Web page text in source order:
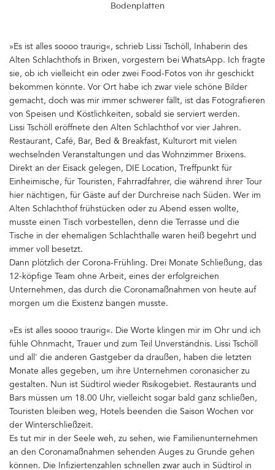
Bodenplatten
»Es ist alles soooo traurig«, schrieb Lissi Tschöll, Inhaberin des
Alten Schlachthofs in Brixen, vorgestern bei WhatsApp. Ich fragte
sie, ob ich vielleicht ein oder zwei Food-Fotos von ihr geschickt
bekommen könnte. Vor Ort habe ich zwar viele schöne Bilder
gemacht, doch was mir immer schwerer fällt, ist das Fotografieren
von Speisen und Köstlichkeiten, sobald sie serviert werden.
Lissi Tschöll eröffnete den Alten Schlachthof vor vier Jahren.
Restaurant, Café, Bar, Bed & Breakfast, Kulturort mit vielen
wechselnden Veranstaltungen und das Wohnzimmer Brixens.
Direkt an der Eisack gelegen, DIE Location, Treffpunkt für
Einheimische, für Touristen, Fahrradfahrer, die während ihrer Tour
hier nächtigen, für Gäste auf der Durchreise nach Süden. Wer im
Alten Schlachthof frühstücken oder zu Abend essen wollte,
musste einen Tisch vorbestellen, denn die Terrasse und die
Tische in der ehemaligen Schlachthalle waren heiß begehrt und
immer voll besetzt.
Dann plötzlich der Corona-Frühling. Drei Monate Schließung, das
12-köpfige Team ohne Arbeit, eines der erfolgreichen
Unternehmen, das durch die Coronamaßnahmen von heute auf
morgen um die Existenz bangen musste.
»Es ist alles soooo traurig«. Die Worte klingen mir im Ohr und ich
fühle Ohnmacht, Trauer und zum Teil Unverständnis. Lissi Tschöll
und all' die anderen Gastgeber da draußen, haben die letzten
Monate alles gegeben, um ihre Unternehmen coronasicher zu
gestalten. Nun ist Südtirol wieder Risikogebiet. Restaurants und
Bars müssen um 18.00 Uhr, vielleicht sogar bald ganz schließen,
Touristen bleiben weg, Hotels beenden die Saison Wochen vor
der Winterschließzeit.
Es tut mir in der Seele weh, zu sehen, wie Familienunternehmen
an den Coronamaßnahmen sehenden Auges zu Grunde gehen
können. Die Infiziertenzahlen schnellen zwar auch in Südtirol in